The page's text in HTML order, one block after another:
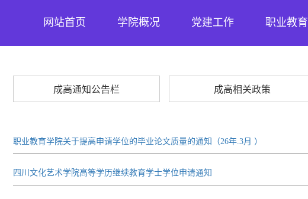
网站首页 学院概况 党建工作 职业教育
成高通知公告栏 成高相关政策
职业教育学院关于提高申请学位的毕业论文质量的通知（26年.3月 ）
四川文化艺术学院高等学历继续教育学士学位申请通知